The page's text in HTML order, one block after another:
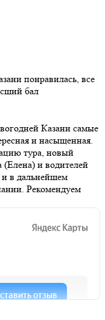
понравилась, все
бал
Казани самые
и насыщенная.
тура, новый
(Елена) и водителей
в дальнейшем
Рекомендуем